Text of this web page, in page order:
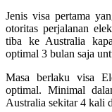
Jenis visa pertama
otoritas perjalanan
tiba ke Australia
optimal 3 bulan saja
Masa berlaku visa
optimal. Minimal
Australia sekitar 4 kali